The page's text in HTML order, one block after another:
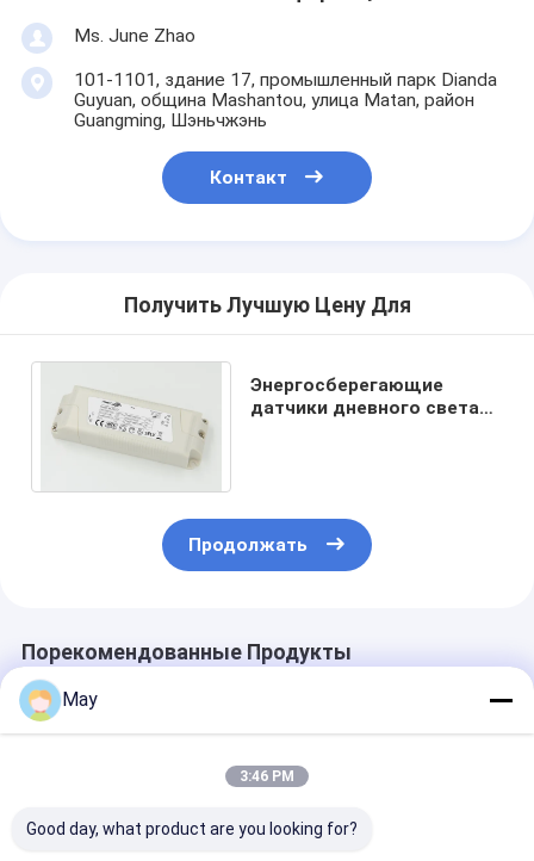
Ms. June Zhao
101-1101, здание 17, промышленный парк Dianda
Guyuan, община Mashantou, улица Matan, район
Guangming, Шэньчжэнь
Контакт
Получить Лучшую Цену Для
Энергосберегающие
датчики дневного света
Продолжать
Порекомендованные Продукты
May
3:46 PM
Good day, what product are you looking for?